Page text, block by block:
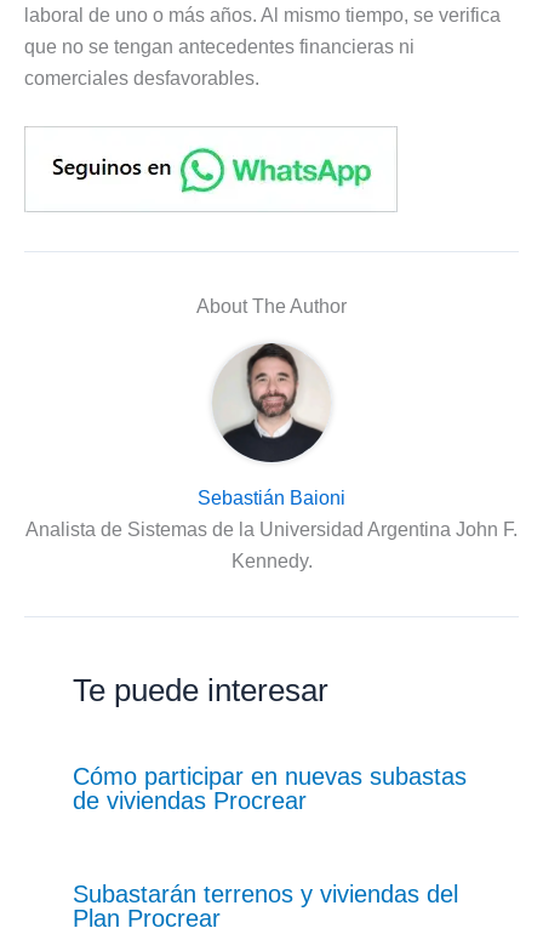
laboral de uno o más años. Al mismo tiempo, se verifica
que no se tengan antecedentes financieras ni
comerciales desfavorables.
About The Author
Sebastián Baioni
Analista de Sistemas de la Universidad Argentina John F.
Kennedy.
Te puede interesar
Cómo participar en nuevas subastas
de viviendas Procrear
Subastarán terrenos y viviendas del
Plan Procrear